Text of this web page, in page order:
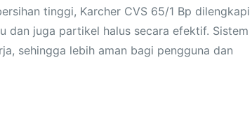
tinggi, Karcher CVS 65/1 Bp dilengkapi
dan juga partikel halus secara efektif. Sistem
sehingga lebih aman bagi pengguna dan